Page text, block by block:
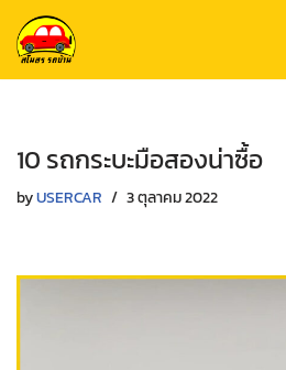
Skip
to
10 รถกระบะมือสองน่าซื้อ
byUSERCAR 3 ตุลาคม 2022